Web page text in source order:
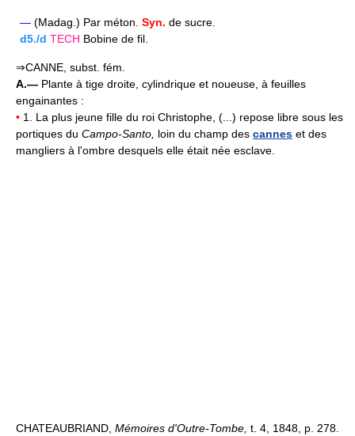
— (Madag.) Par méton. Syn. de sucre.
d5./d TECH Bobine de fil.
⇒CANNE, subst. fém.
A.— Plante à tige droite, cylindrique et noueuse, à feuilles
engainantes :
• 1. La plus jeune fille du roi Christophe, (...) repose libre sous les
portiques du Campo-Santo, loin du champ des cannes et des
mangliers à l'ombre desquels elle était née esclave.
CHATEAUBRIAND, Mémoires d'Outre-Tombe, t. 4, 1848, p. 278.